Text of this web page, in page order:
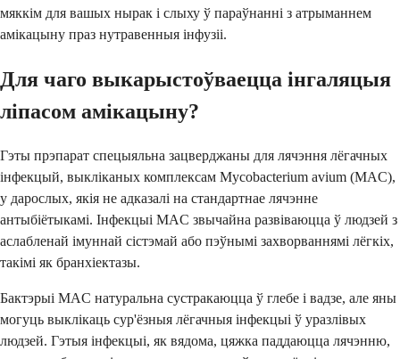
мяккім для вашых нырак і слыху ў параўнанні з атрыманнем
амікацыну праз нутравенныя інфузіі.
Для чаго выкарыстоўваецца інгаляцыя
ліпасом амікацыну?
Гэты прэпарат спецыяльна зацверджаны для лячэння лёгачных
інфекцый, выкліканых комплексам Mycobacterium avium (MAC),
у дарослых, якія не адказалі на стандартнае лячэнне
антыбіётыкамі. Інфекцыі MAC звычайна развіваюцца ў людзей з
аслабленай імуннай сістэмай або пэўнымі захворваннямі лёгкіх,
такімі як бранхіектазы.
Бактэрыі MAC натуральна сустракаюцца ў глебе і вадзе, але яны
могуць выклікаць сур'ёзныя лёгачныя інфекцыі ў уразлівых
людзей. Гэтыя інфекцыі, як вядома, цяжка паддаюцца лячэнню,